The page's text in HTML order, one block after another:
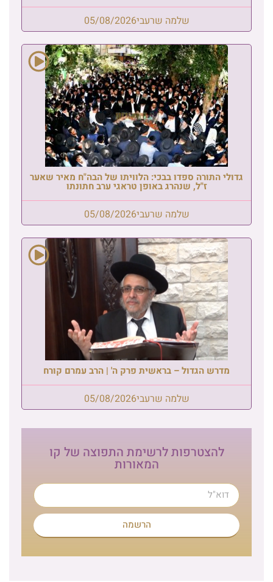
שלמה שרעבי05/08/2026
גדולי התורה ספדו בבכי: הלוויתו של הבה"ח מאיר שאער
ז"ל, שנהרג באופן טראגי ערב חתונתו
שלמה שרעבי05/08/2026
מדרש הגדול – בראשית פרק ה' | הרב עמרם קורח
שלמה שרעבי05/08/2026
להצטרפות לרשימת התפוצה של קו
המאורות
הרשמה